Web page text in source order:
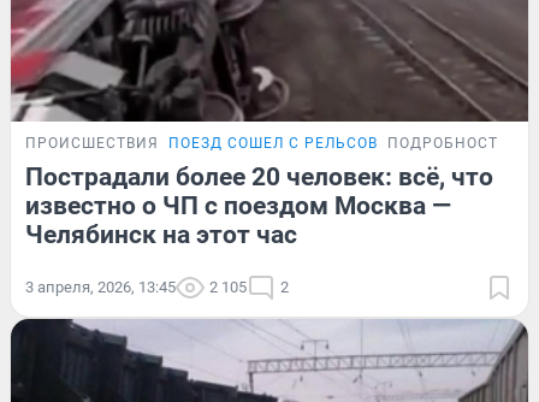
ПРОИСШЕСТВИЯ ПОЕЗД СОШЕЛ С РЕЛЬСОВ ПОДРОБНОСТИ
Пострадали более 20 человек: всё, что
известно о ЧП с поездом Москва —
Челябинск на этот час
3 апреля, 2026, 13:45 2 105 2